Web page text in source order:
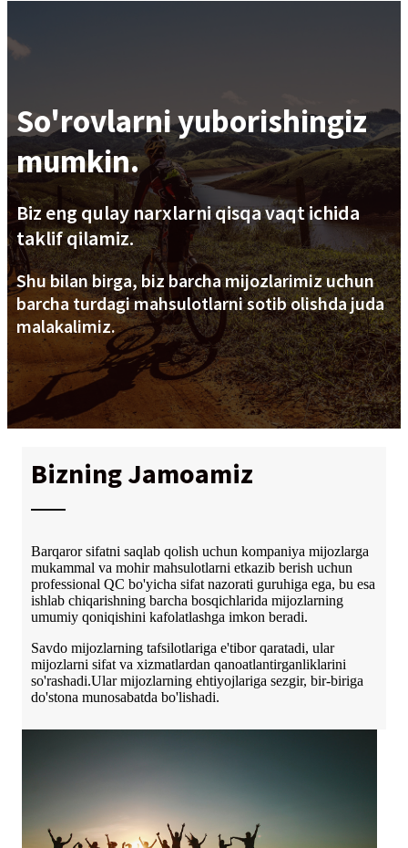
So'rovlarni yuborishingiz
mumkin.
Biz eng qulay narxlarni qisqa vaqt ichida
taklif qilamiz.
Shu bilan birga, biz barcha mijozlarimiz uchun
barcha turdagi mahsulotlarni sotib olishda juda
malakalimiz.
Bizning Jamoamiz
Barqaror sifatni saqlab qolish uchun kompaniya mijozlarga
mukammal va mohir mahsulotlarni etkazib berish uchun
professional QC bo'yicha sifat nazorati guruhiga ega, bu esa
ishlab chiqarishning barcha bosqichlarida mijozlarning
umumiy qoniqishini kafolatlashga imkon beradi.
Savdo mijozlarning tafsilotlariga e'tibor qaratadi, ular
mijozlarni sifat va xizmatlardan qanoatlantirganliklarini
so'rashadi.Ular mijozlarning ehtiyojlariga sezgir, bir-biriga
do'stona munosabatda bo'lishadi.